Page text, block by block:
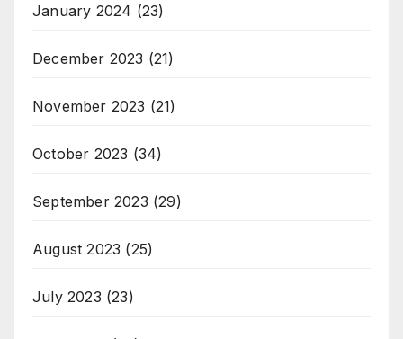
January 2024 (23)
December 2023 (21)
November 2023 (21)
October 2023 (34)
September 2023 (29)
August 2023 (25)
July 2023 (23)